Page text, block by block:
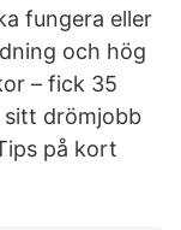
fungera eller
och hög
– fick 35
sitt drömjobb
på kort